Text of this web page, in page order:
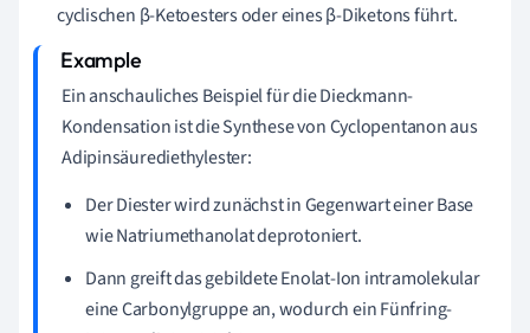
cyclischen β-Ketoesters oder eines β-Diketons führt.
Ein anschauliches Beispiel für die Dieckmann-
Kondensation ist die Synthese von Cyclopentanon aus
Adipinsäurediethylester:
Der Diester wird zunächst in Gegenwart einer Base
wie Natriumethanolat deprotoniert.
Dann greift das gebildete Enolat-Ion intramolekular
eine Carbonylgruppe an, wodurch ein Fünfring-